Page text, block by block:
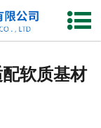
首页
软质基材